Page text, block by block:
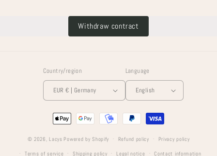
Withdraw contract
Country/region
EUR € | Germany
Language
English
Payment
methods
© 2026,Lacys Powered by Shopify Refund policy Privacy policy
Terms of service Shipping policy Legal notice Contact information